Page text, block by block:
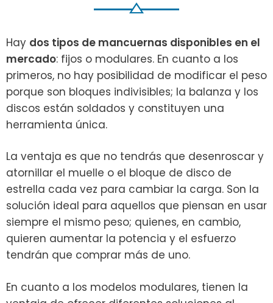
Hay dos tipos de mancuernas disponibles en el
mercado: fijos o modulares. En cuanto a los
primeros, no hay posibilidad de modificar el peso
porque son bloques indivisibles; la balanza y los
discos están soldados y constituyen una
herramienta única.
La ventaja es que no tendrás que desenroscar y
atornillar el muelle o el bloque de disco de
estrella cada vez para cambiar la carga. Son la
solución ideal para aquellos que piensan en usar
siempre el mismo peso; quienes, en cambio,
quieren aumentar la potencia y el esfuerzo
tendrán que comprar más de uno.
En cuanto a los modelos modulares, tienen la